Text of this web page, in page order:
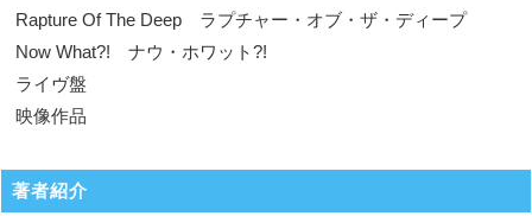
Rapture Of The Deep ラプチャー・オブ・ザ・ディープ
Now What?! ナウ・ホワット?!
ライヴ盤
映像作品
著者紹介